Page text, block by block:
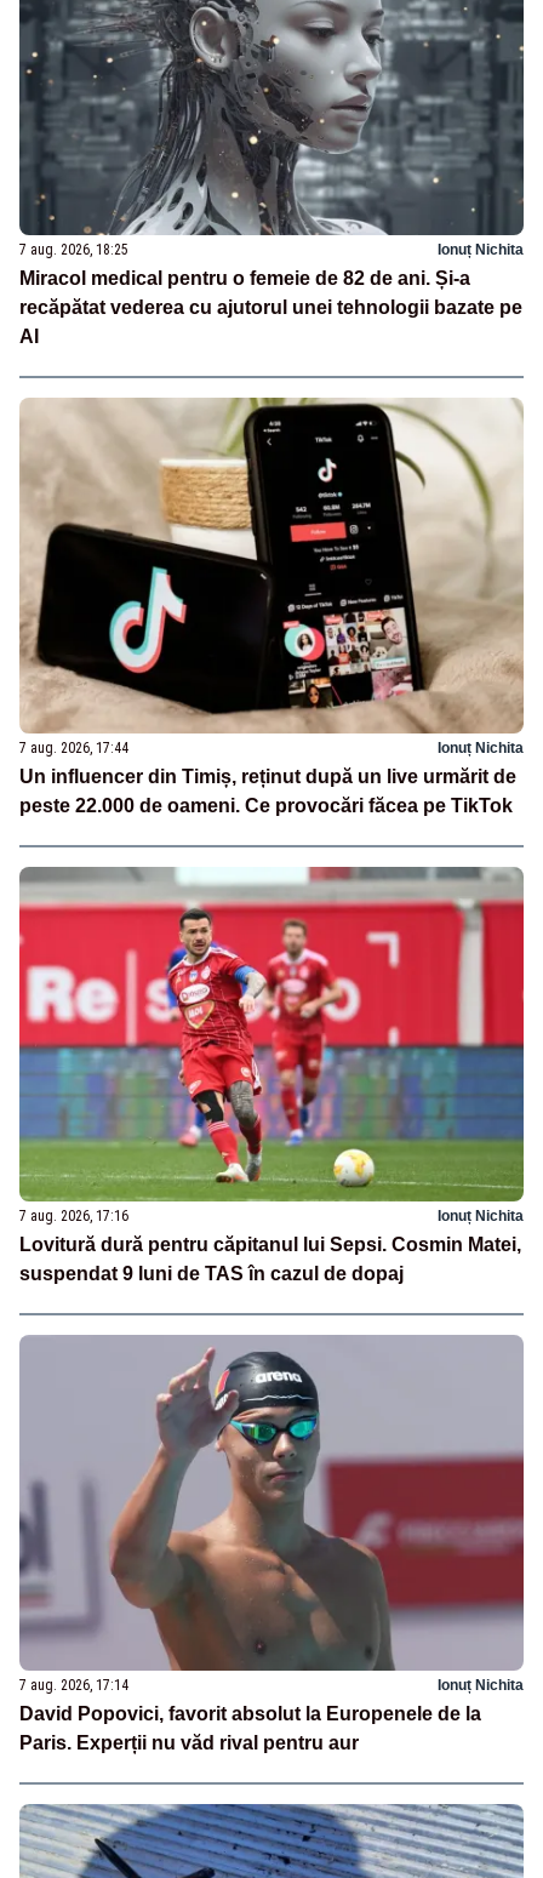
7 aug. 2026, 18:25 Ionuț Nichita
Miracol medical pentru o femeie de 82 de ani. Și-a
recăpătat vederea cu ajutorul unei tehnologii bazate pe
AI
7 aug. 2026, 17:44 Ionuț Nichita
Un influencer din Timiș, reținut după un live urmărit de
peste 22.000 de oameni. Ce provocări făcea pe TikTok
7 aug. 2026, 17:16 Ionuț Nichita
Lovitură dură pentru căpitanul lui Sepsi. Cosmin Matei,
suspendat 9 luni de TAS în cazul de dopaj
7 aug. 2026, 17:14 Ionuț Nichita
David Popovici, favorit absolut la Europenele de la
Paris. Experții nu văd rival pentru aur